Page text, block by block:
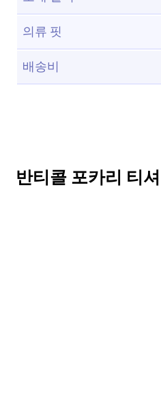
의류 핏
배송비
반티콜 포카리 티